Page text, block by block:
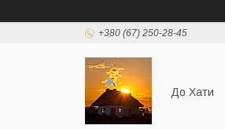
+380 (67) 250-28-45
До Хати